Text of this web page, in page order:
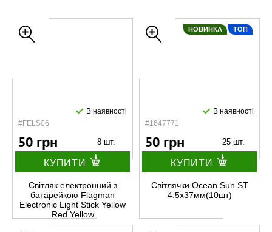
#FELS06
В наявності
50 грн 8 шт.
КУПИТИ
Світляк електронний з
батарейкою Flagman
Electronic Light Stick Yellow
Red Yellow
ТОП
НОВИНКА
#1647771
В наявності
50 грн 25 шт.
КУПИТИ
Світлячки Ocean Sun ST
4.5x37мм(10шт)